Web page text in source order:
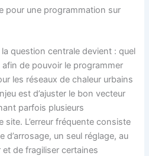
pour une programmation sur
question centrale devient : quel
de pouvoir le programmer
les réseaux de chaleur urbains
est d’ajuster le bon vecteur
parfois plusieurs
L’erreur fréquente consiste
d’arrosage, un seul réglage, au
de fragiliser certaines